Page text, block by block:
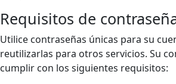
Requisitos de
Utilice contraseñas únicas para su
reutilizarlas para otros servicios. Su
cumplir con los siguientes requisitos: